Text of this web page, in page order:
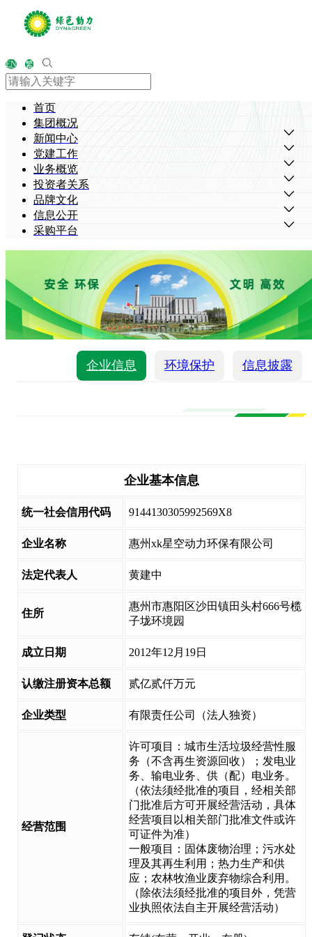
EN 繁
首页
集团概况
新闻中心
党建工作
业务概览
投资者关系
品牌文化
信息公开
采购平台
企业信息 环境保护 信息披露
企业基本信息
统一社会信用代码 9144130305992569X8
企业名称 惠州xk星空动力环保有限公司
法定代表人 黄建中
住所
惠州市惠阳区沙田镇田头村666号榄
子垅环境园
成立日期 2012年12月19日
认缴注册资本总额 贰亿贰仟万元
企业类型 有限责任公司（法人独资）
经营范围
许可项目：城市生活垃圾经营性服
务（不含再生资源回收）；发电业
务、输电业务、供（配）电业务。
（依法须经批准的项目，经相关部
门批准后方可开展经营活动，具体
经营项目以相关部门批准文件或许
可证件为准）
一般项目：固体废物治理；污水处
理及其再生利用；热力生产和供
应；农林牧渔业废弃物综合利用。
（除依法须经批准的项目外，凭营
业执照依法自主开展经营活动）